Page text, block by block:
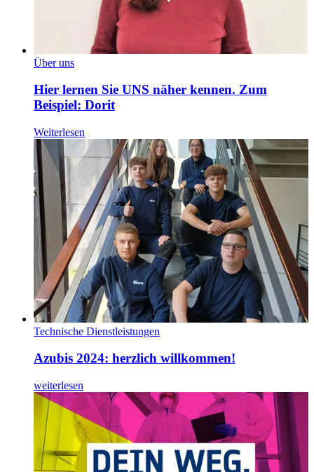
Über uns
Hier lernen Sie UNS näher kennen. Zum
Beispiel: Dorit
Weiterlesen
Technische Dienstleistungen
Azubis 2024: herzlich willkommen!
weiterlesen